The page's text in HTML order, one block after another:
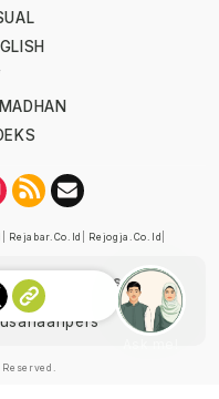
Rejabar.co.id Rejogja.co.id
Dewan Pers
K/XII/2022